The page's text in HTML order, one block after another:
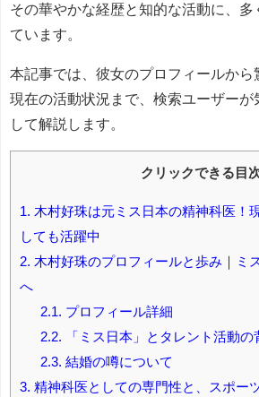
その華やかな経歴と知的な活動に、多
ています。
本記事では、彼女のプロフィールから
現在の活動状況まで、検索ユーザーが
して解説します。
クリックできる目
1. 木村好珠は元ミス日本の精神科医！
しても活躍中
2. 木村好珠のプロフィールと歩み｜ミ
へ
2.1. プロフィール詳細
2.2. 「ミス日本」とタレント活動の
2.3. 結婚の噂について
3. 精神科医としての専門性と、スポー